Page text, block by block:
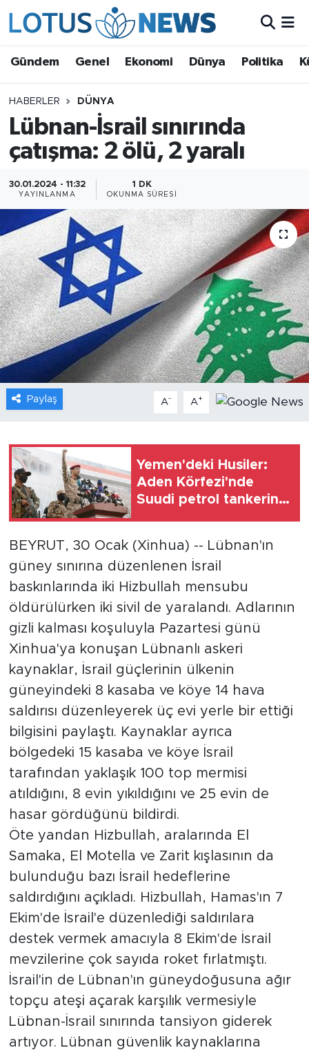
Gündem Genel Ekonomi Dünya Politika
HABERLER DÜNYA
Lübnan-İsrail sınırında
çatışma: 2 ölü, 2 yaralı
30.01.2024 - 11:32
YAYINLANMA
1 DK
OKUNMA SÜRESI
Paylaş A- A+
Yemen'deki Husiler:
Aden Körfezi'nde
Suudi petrol tankerine
BEYRUT, 30 Ocak (Xinhua) -- Lübnan'ın
güney sınırına düzenlenen İsrail
baskınlarında iki Hizbullah mensubu
öldürülürken iki sivil de yaralandı. Adlarının
gizli kalması koşuluyla Pazartesi günü
Xinhua'ya konuşan Lübnanlı askeri
kaynaklar, İsrail güçlerinin ülkenin
güneyindeki 8 kasaba ve köye 14 hava
saldırısı düzenleyerek üç evi yerle bir ettiği
bilgisini paylaştı. Kaynaklar ayrıca
bölgedeki 15 kasaba ve köye İsrail
tarafından yaklaşık 100 top mermisi
atıldığını, 8 evin yıkıldığını ve 25 evin de
hasar gördüğünü bildirdi.
Öte yandan Hizbullah, aralarında El
Samaka, El Motella ve Zarit kışlasının da
bulunduğu bazı İsrail hedeflerine
saldırdığını açıkladı. Hizbullah, Hamas'ın 7
Ekim'de İsrail'e düzenlediği saldırılara
destek vermek amacıyla 8 Ekim'de İsrail
mevzilerine çok sayıda roket fırlatmıştı.
İsrail'in de Lübnan'ın güneydoğusuna ağır
topçu ateşi açarak karşılık vermesiyle
Lübnan-İsrail sınırında tansiyon giderek
artıyor. Lübnan güvenlik kaynaklarına
Ekonomi
Dünya
Politika
Kültür - Sanat ve Tarih
Yaşam
Bilim ve Teknoloji
Çin Fuarları
Gündem
Video
Sağlık
Xinhua
Xinhua Türkiye
Seyahat